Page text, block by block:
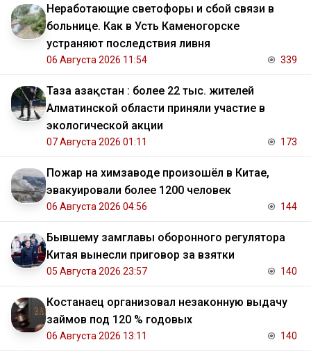
Неработающие светофоры и сбой связи в
больнице. Как в Усть Каменогорске
устраняют последствия ливня
06 Августа 2026 11:54 339
Таза Қазақстан : более 22 тыс. жителей
Алматинской области приняли участие в
экологической акции
07 Августа 2026 01:11 173
Пожар на химзаводе произошёл в Китае,
эвакуировали более 1200 человек
06 Августа 2026 04:56 144
Бывшему замглавы оборонного регулятора
Китая вынесли приговор за взятки
05 Августа 2026 23:57 140
Костанаец организовал незаконную выдачу
займов под 120 % годовых
06 Августа 2026 13:11 140